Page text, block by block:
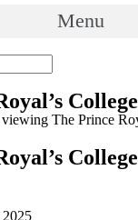
Menu
College
College